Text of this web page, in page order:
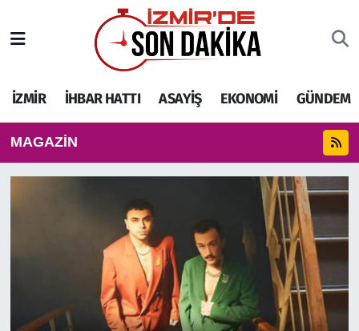
İZMİR İHBAR HATTI ASAYİŞ EKONOMİ GÜNDEM
MAGAZİN
İHBAR HATTI
DEPREM
SİYASET
İzmir Nöbetçi Eczaneler
İzmir Hava Durumu
İzmir Namaz Vakitleri
Puan Durumu ve Fikstür
Tüm Manşetler
Son Dakika Haberleri